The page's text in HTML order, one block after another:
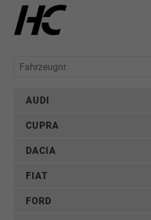
Fahrzeugnr.
AUDI
CUPRA
DACIA
FIAT
FORD